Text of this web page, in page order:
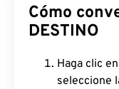
Cómo
DESTINO
Haga clic
seleccione